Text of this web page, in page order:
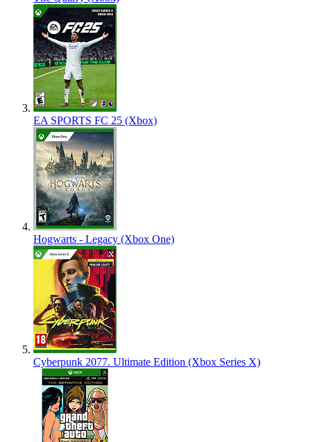
EA SPORTS FC 25 (Xbox)
Hogwarts - Legacy (Xbox One)
Cyberpunk 2077. Ultimate Edition (Xbox Series X)